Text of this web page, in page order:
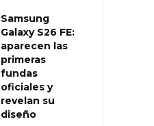
Samsung
Galaxy S26 FE:
aparecen las
primeras
fundas
oficiales y
revelan su
diseño